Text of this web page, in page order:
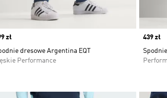
zł
dresowe Argentina EQT
Performance
Price
439 zł